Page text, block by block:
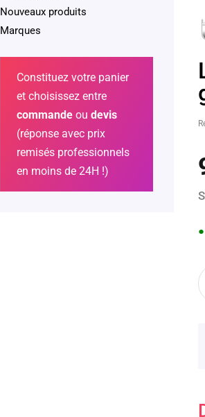
●
Nouveaux produits
Marques
Constituez votre panier
et choisissez entre
commande ou devis
(réponse avec prix
remisés professionnels
en moins de 24H !)